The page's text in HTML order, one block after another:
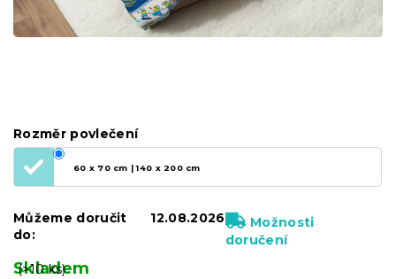
Skladem
(>10 ks)
Rozměr povlečení
60 x 70 cm | 140 x 200 cm
Můžeme doručit
do:
12.08.2026
Možnosti
doručení